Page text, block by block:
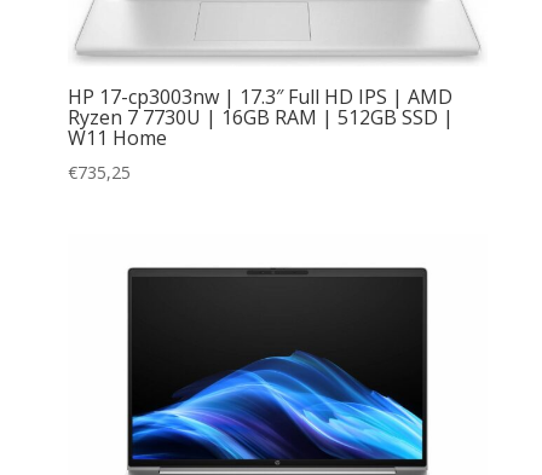
HP 17-cp3003nw | 17.3″ Full HD IPS | AMD
Ryzen 7 7730U | 16GB RAM | 512GB SSD |
W11 Home
€735,25